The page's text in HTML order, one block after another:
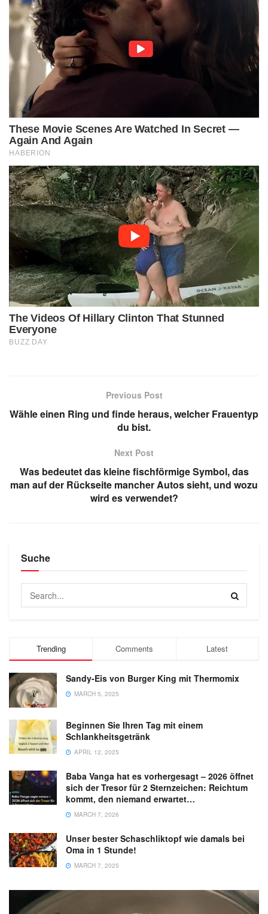
Previous Post
Wähle einen Ring und finde heraus, welcher Frauentyp
du bist.
Next Post
Was bedeutet das kleine fischförmige Symbol, das
man auf der Rückseite mancher Autos sieht, und wozu
wird es verwendet?
Suche
Trending Comments Latest
Sandy-Eis von Burger King mit Thermomix
MARCH 5, 2025
Beginnen Sie Ihren Tag mit einem
Schlankheitsgetränk
APRIL 12, 2025
Baba Vanga hat es vorhergesagt – 2026 öffnet
sich der Tresor für 2 Sternzeichen: Reichtum
kommt, den niemand erwartet…
MARCH 7, 2026
Unser bester Schaschliktopf wie damals bei
Oma in 1 Stunde!
MARCH 7, 2025